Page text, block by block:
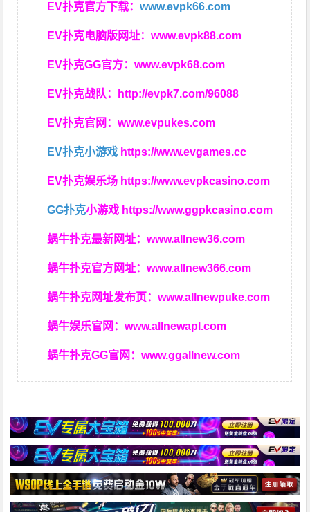
EV扑克官方下载：www.evpk66.com
EV扑克电脑版网址：www.evpk88.com
EV扑克GG官方：www.evpk68.com
EV扑克战队： http://evpk7.com/96088
EV扑克官网：www.evpukes.com
EV扑克小游戏 https://www.evgames.cc
EV扑克娱乐场 https://www.evpkcasino.com
GG扑克小游戏 https://www.ggpkcasino.com
蜗牛扑克最新网址：www.allnew36.com
蜗牛扑克官方网址：www.allnew366.com
蜗牛扑克网址发布页：www.allnewpuke.com
蜗牛娱乐官网：www.allnewapl.com
蜗牛扑克GG官网：www.ggallnew.com